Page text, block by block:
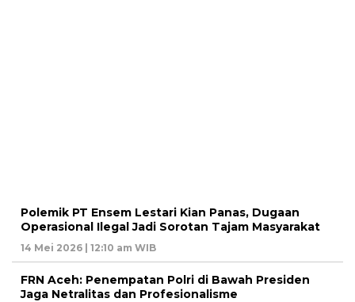
Polemik PT Ensem Lestari Kian Panas, Dugaan
Operasional Ilegal Jadi Sorotan Tajam Masyarakat
14 Mei 2026 | 12:10 am WIB
FRN Aceh: Penempatan Polri di Bawah Presiden
Jaga Netralitas dan Profesionalisme